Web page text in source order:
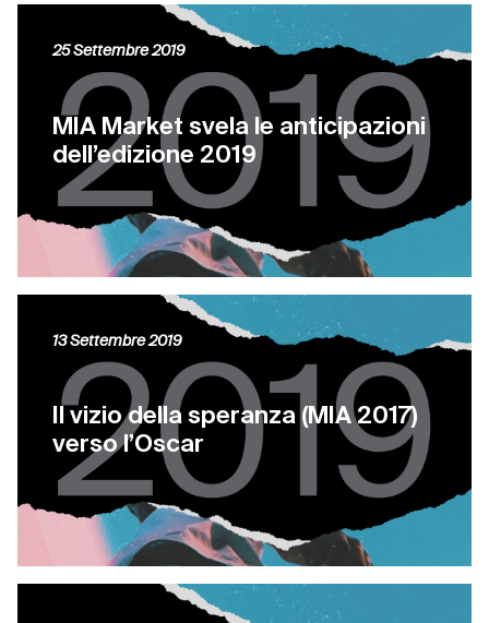
MIA Market svela le anticipazioni
dell’edizione 2019
25 Settembre 2019
Il vizio della speranza (MIA 2017)
verso l’Oscar
13 Settembre 2019